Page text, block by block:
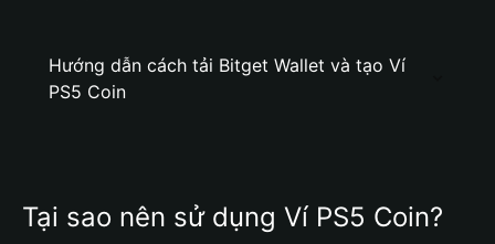
Hướng dẫn cách tải Bitget Wallet và tạo Ví
PS5 Coin
Tại sao nên sử dụng Ví PS5 Coin?